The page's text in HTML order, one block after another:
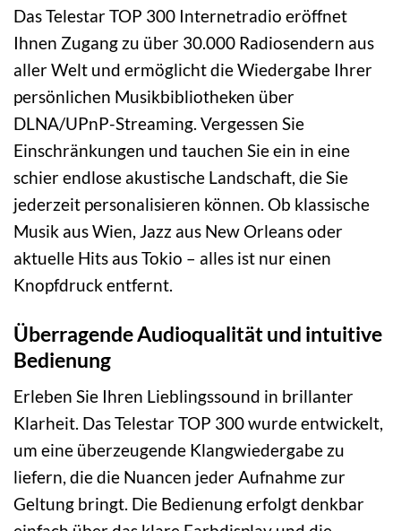
Das Telestar TOP 300 Internetradio eröffnet
Ihnen Zugang zu über 30.000 Radiosendern aus
aller Welt und ermöglicht die Wiedergabe Ihrer
persönlichen Musikbibliotheken über
DLNA/UPnP-Streaming. Vergessen Sie
Einschränkungen und tauchen Sie ein in eine
schier endlose akustische Landschaft, die Sie
jederzeit personalisieren können. Ob klassische
Musik aus Wien, Jazz aus New Orleans oder
aktuelle Hits aus Tokio – alles ist nur einen
Knopfdruck entfernt.
Überragende Audioqualität und intuitive
Bedienung
Erleben Sie Ihren Lieblingssound in brillanter
Klarheit. Das Telestar TOP 300 wurde entwickelt,
um eine überzeugende Klangwiedergabe zu
liefern, die die Nuancen jeder Aufnahme zur
Geltung bringt. Die Bedienung erfolgt denkbar